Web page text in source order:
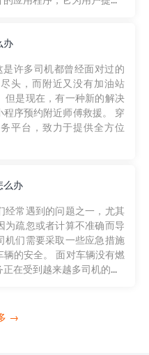
办
许多司机都曾经面对过的
头，而附近又没有加油站
但是现在，有一种新的解决
序预约附近师傅救援。 穿
平台，致力于提供全方位
么办
经常遇到的问题之一，尤其
为疏忽或者计算不准确而导
机们需要采取一些应急措施
的安全。 面对车辆没有燃
在受到越来越多司机的...
→